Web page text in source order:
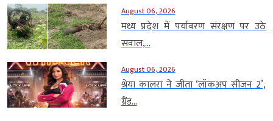
August 06, 2026
मध्य प्रदेश में पर्यावरण संरक्षण पर उठे
सवाल,...
August 06, 2026
श्रेया कालरा ने जीता ‘लॉकअप सीजन 2’,
ग्रैंड...